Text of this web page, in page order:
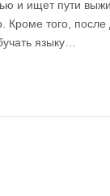
и ищет пути
того, после
языку…